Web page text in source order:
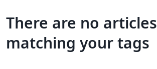
There are no articles
matching your tags